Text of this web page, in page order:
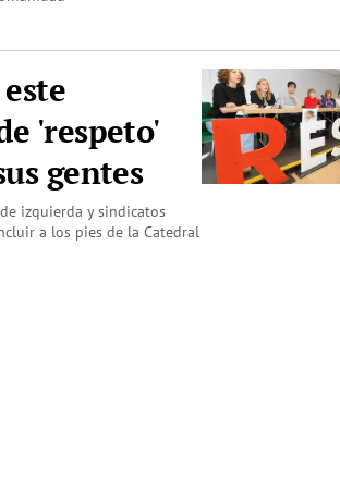
'respeto'
gentes
izquierda y sindicatos
a los pies de la Catedral